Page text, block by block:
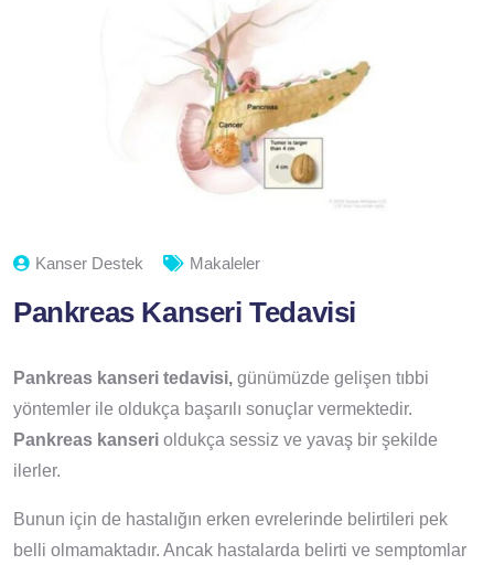
Kanser Destek Makaleler
Pankreas Kanseri Tedavisi
Pankreas kanseri tedavisi, günümüzde gelişen tıbbi
yöntemler ile oldukça başarılı sonuçlar vermektedir.
Pankreas kanseri oldukça sessiz ve yavaş bir şekilde
ilerler.
Bunun için de hastalığın erken evrelerinde belirtileri pek
belli olmamaktadır. Ancak hastalarda belirti ve semptomlar